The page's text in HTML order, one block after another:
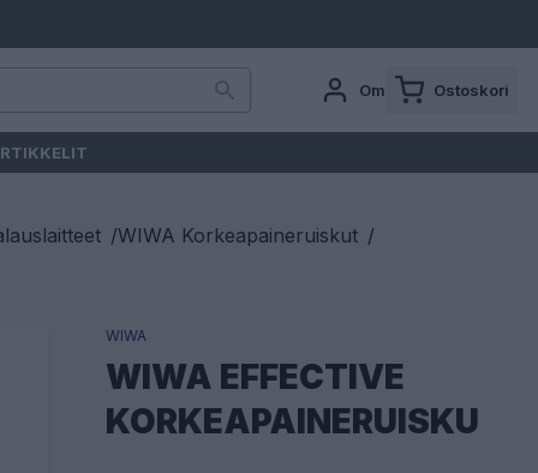
Oma tili Ostoskori
/WIWA Korkeapaineruiskut /
WIWA
WIWA EFFECTIVE
KORKEAPAINERUISKU